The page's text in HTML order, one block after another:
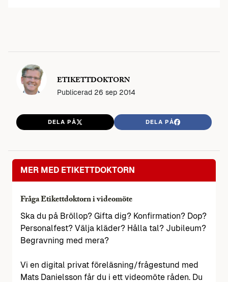
ETIKETTDOKTORN
Publicerad 26 sep 2014
DELA PÅ DELA PÅ
MER MED ETIKETTDOKTORN
Fråga Etikettdoktorn i videomöte
Ska du på Bröllop? Gifta dig? Konfirmation? Dop?
Personalfest? Välja kläder? Hålla tal? Jubileum?
Begravning med mera?
Vi en digital privat föreläsning/frågestund med
Mats Danielsson får du i ett videomöte råden. Du